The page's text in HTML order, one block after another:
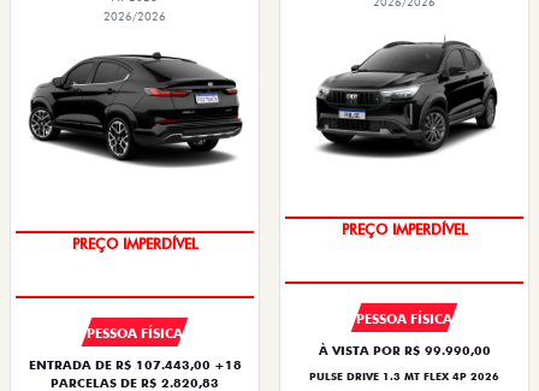
2026/2026
PREÇO IMPERDÍVEL
PESSOA FÍSICA
ENTRADA DE R$ 107.443,00 +18
PARCELAS DE R$ 2.820,83
PREÇO IMPERDÍVEL
PESSOA FÍSICA
À VISTA POR R$ 99.990,00
PULSE DRIVE 1.3 MT FLEX 4P 2026